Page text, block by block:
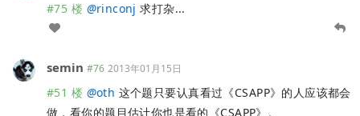
#75 楼 @rinconj 求打杂...
semin #76 2013年01月15日
#51 楼 @oth 这个题只要认真看过《CSAPP》的人应该都会
做，看你的题目估计你也是看的《CSAPP》。